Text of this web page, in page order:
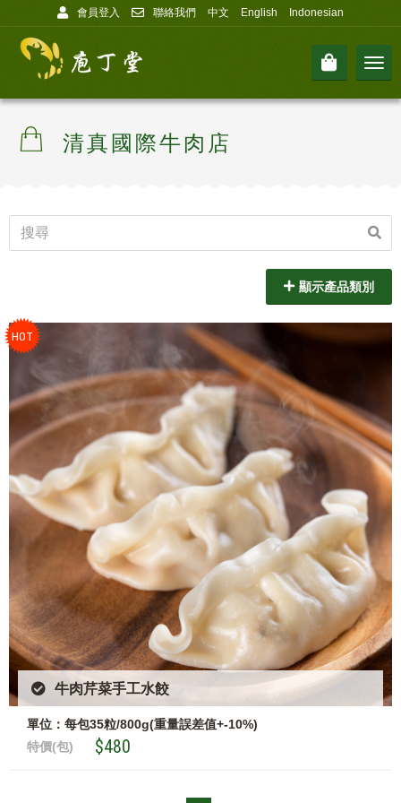
會員登入 聯絡我們 中文 English Indonesian
清真國際牛肉店
顯示產品類別
牛肉芹菜手工水餃
單位：每包35粒/800g(重量誤差值+-10%)
特價(包)
$480